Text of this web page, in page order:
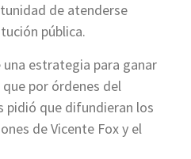
de atenderse
pública.
estrategia para ganar
por órdenes del
pidió que difundieran los
de Vicente Fox y el